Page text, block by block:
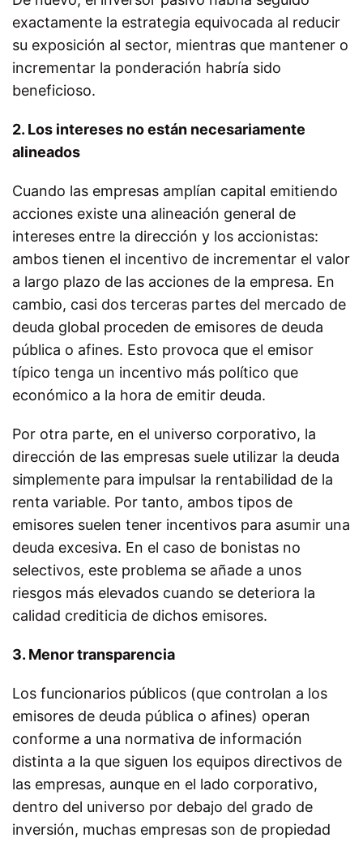
exactamente la estrategia equivocada al reducir
su exposición al sector, mientras que mantener o
incrementar la ponderación habría sido
beneficioso.
2. Los intereses no están necesariamente
alineados
Cuando las empresas amplían capital emitiendo
acciones existe una alineación general de
intereses entre la dirección y los accionistas:
ambos tienen el incentivo de incrementar el valor
a largo plazo de las acciones de la empresa. En
cambio, casi dos terceras partes del mercado de
deuda global proceden de emisores de deuda
pública o afines. Esto provoca que el emisor
típico tenga un incentivo más político que
económico a la hora de emitir deuda.
Por otra parte, en el universo corporativo, la
dirección de las empresas suele utilizar la deuda
simplemente para impulsar la rentabilidad de la
renta variable. Por tanto, ambos tipos de
emisores suelen tener incentivos para asumir una
deuda excesiva. En el caso de bonistas no
selectivos, este problema se añade a unos
riesgos más elevados cuando se deteriora la
calidad crediticia de dichos emisores.
3. Menor transparencia
Los funcionarios públicos (que controlan a los
emisores de deuda pública o afines) operan
conforme a una normativa de información
distinta a la que siguen los equipos directivos de
las empresas, aunque en el lado corporativo,
dentro del universo por debajo del grado de
inversión, muchas empresas son de propiedad